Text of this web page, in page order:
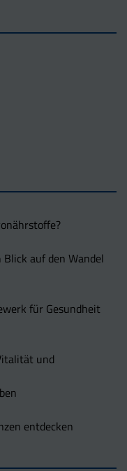
auf den Wandel
für Gesundheit
und
entdecken